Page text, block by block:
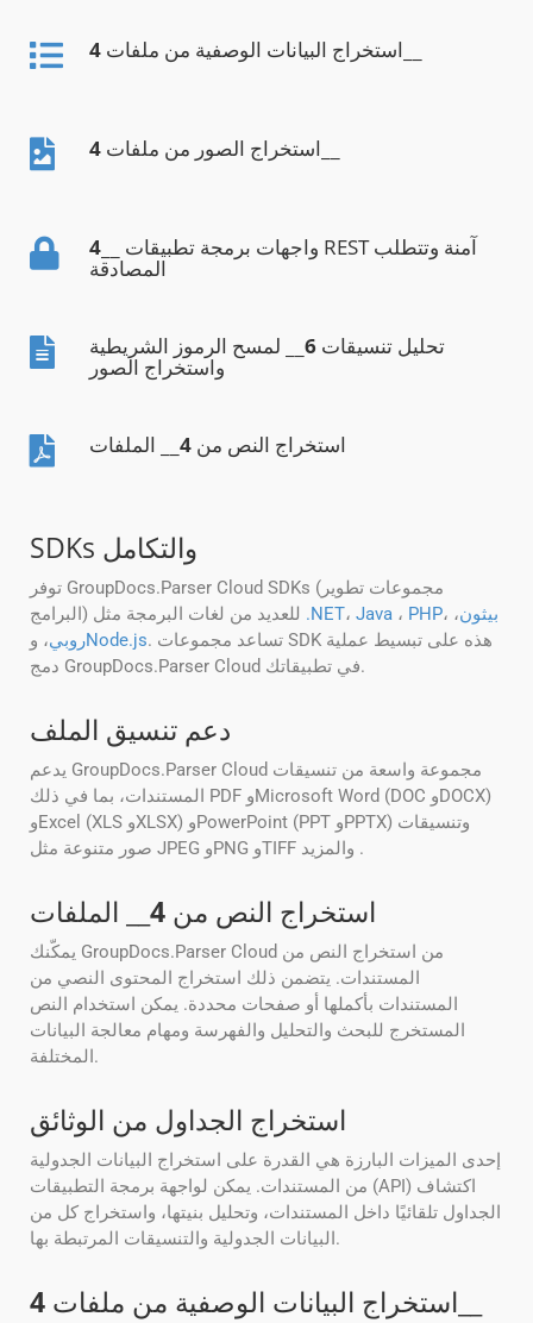
استخراج البيانات الوصفية من ملفات 4
استخراج الصور من ملفات 4
4
المصادقة
تحليل تنسيقات 6 __ لمسح الرموز الشريطية
واستخراج الصور
استخراج النص من 4 __ الملفات
SDKs والتكامل
توفر GroupDocs.Parser Cloud SDKs (مجموعات تطوير
.NET، Java ، PHP، بيثون،
روبي، و Node.js. تساعد مجموعات SDK هذه على تبسيط عملية
دمج GroupDocs.Parser Cloud في تطبيقاتك.
دعم تنسيق الملف
يدعم GroupDocs.Parser Cloud مجموعة واسعة من تنسيقات
المستندات، بما في ذلك PDF وMicrosoft Word (DOC وDOCX)
وExcel (XLS وXLSX) وPowerPoint (PPT وPPTX) وتنسيقات
صور متنوعة مثل JPEG وPNG وTIFF والمزيد .
استخراج النص من 4 __ الملفات
يمكّنك GroupDocs.Parser Cloud من استخراج النص من
المستندات. يتضمن ذلك استخراج المحتوى النصي من
المستندات بأكملها أو صفحات محددة. يمكن استخدام النص
المستخرج للبحث والتحليل والفهرسة ومهام معالجة البيانات
المختلفة.
استخراج الجداول من الوثائق
إحدى الميزات البارزة هي القدرة على استخراج البيانات الجدولية
من المستندات. يمكن لواجهة برمجة التطبيقات (API) اكتشاف
الجداول تلقائيًا داخل المستندات، وتحليل بنيتها، واستخراج كل من
البيانات الجدولية والتنسيقات المرتبطة بها.
استخراج البيانات الوصفية من ملفات 4